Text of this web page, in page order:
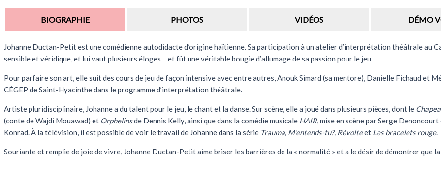
BIOGRAPHIE PHOTOS VIDÉOS DÉMO
Johanne Ductan-Petit est une comédienne autodidacte d’origine haïtienne. Sa participation à un atelier d’interprétation théâtrale au
sensible et véridique, et lui vaut plusieurs éloges… et fût une véritable bougie d’allumage de sa passion pour le jeu.
Pour parfaire son art, elle suit des cours de jeu de façon intensive avec entre autres, Anouk Simard (sa mentore), Danielle Fichaud et
CÉGEP de Saint-Hyacinthe dans le programme d’interprétation théâtrale.
Artiste pluridisciplinaire, Johanne a du talent pour le jeu, le chant et la danse. Sur scène, elle a joué dans plusieurs pièces, dont le
(conte de Wajdi Mouawad) et Orphelinsde Dennis Kelly, ainsi que dans la comédie musicale HAIR, mise en scène par Serge
Konrad. À la télévision, il est possible de voir le travail de Johanne dans la série Trauma, M’entends-tu?, Révolteet Les bracelets rouge.
Souriante et remplie de joie de vivre, Johanne Ductan-Petit aime briser les barrières de la « normalité » et a le désir de démontrer que